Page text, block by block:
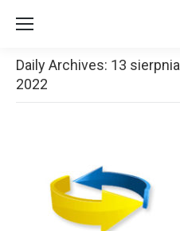
Daily Archives: 13 sierpnia
2022